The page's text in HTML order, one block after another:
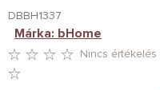
DBBH1337
Nincs értékelés
Márka: bHome